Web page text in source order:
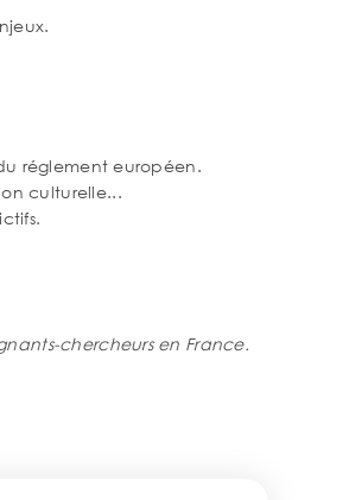
réglement européen.
culturelle...
chercheurs en France.